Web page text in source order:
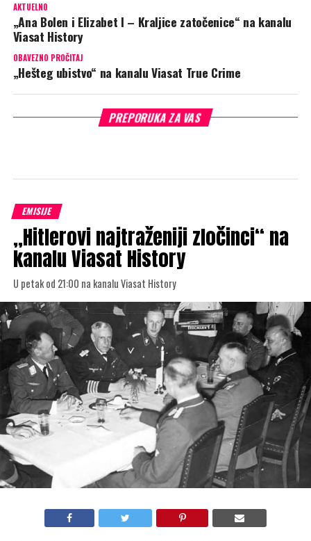
AKTUELNO
„Ana Bolen i Elizabet I – Kraljice zatočenice“ na kanalu
Viasat History
OBAVEZNO PROČITAJ
„Hešteg ubistvo“ na kanalu Viasat True Crime
PREPORUKA ZA VAS
EMISIJE
„Hitlerovi najtraženiji zločinci“ na
kanalu Viasat History
U petak od 21:00 na kanalu Viasat History